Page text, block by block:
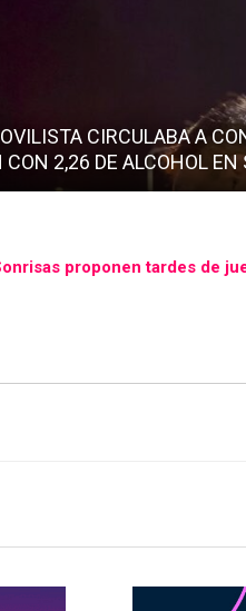
CIRCULABA A
CON 2,26 DE ALCOHOL EN
proponen tardes de